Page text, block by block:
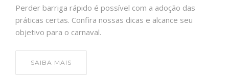
Perder barriga rápido é possível com a adoção das
práticas certas. Confira nossas dicas e alcance seu
objetivo para o carnaval.
SAIBA MAIS